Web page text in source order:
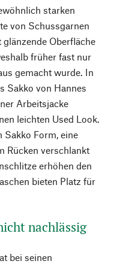
starken
von Schussgarnen
Oberfläche
früher fast nur
gemacht wurde. In
Sakko von Hannes
Arbeitsjacke
leichten Used Look.
Sakko Form, eine
Rücken verschlankt
erhöhen den
bieten Platz für
nachlässig
bei seinen